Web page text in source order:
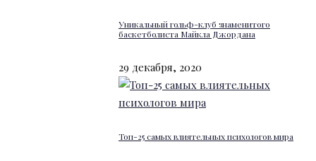
Уникальный гольф-клуб знаменитого
баскетболиста Майкла Джордана
29 декабря, 2020
Топ-25 самых влиятельных психологов мира